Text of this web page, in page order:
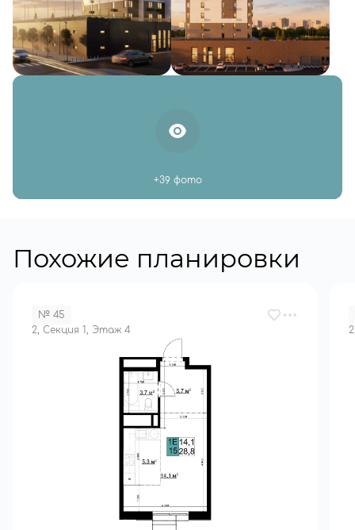
+39 фото
Похожие планировки
№ 45
2, Секция 1, Этаж 4